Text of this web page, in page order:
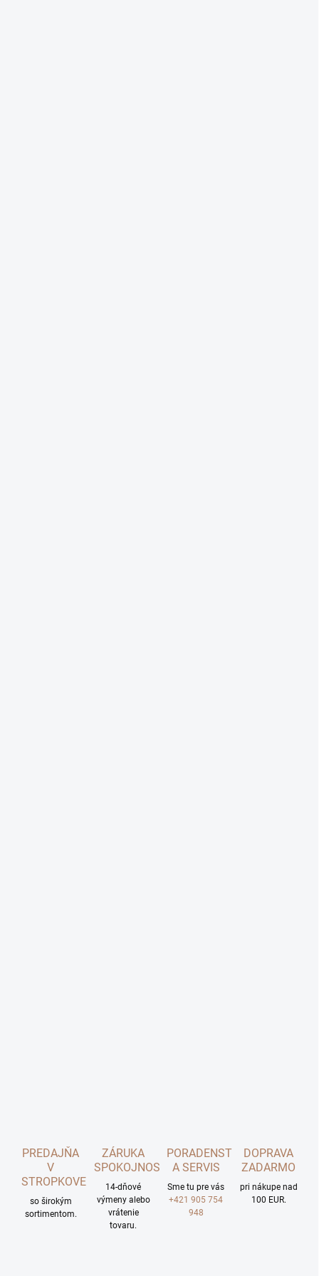
PREDAJŇA
V
STROPKOVE
so širokým
sortimentom.
ZÁRUKA
SPOKOJNOSTI
14-dňové
výmeny alebo
vrátenie
tovaru.
PORADENSTVO
A SERVIS
Sme tu pre vás
+421 905 754
948
DOPRAVA
ZADARMO
pri nákupe nad
100 EUR.